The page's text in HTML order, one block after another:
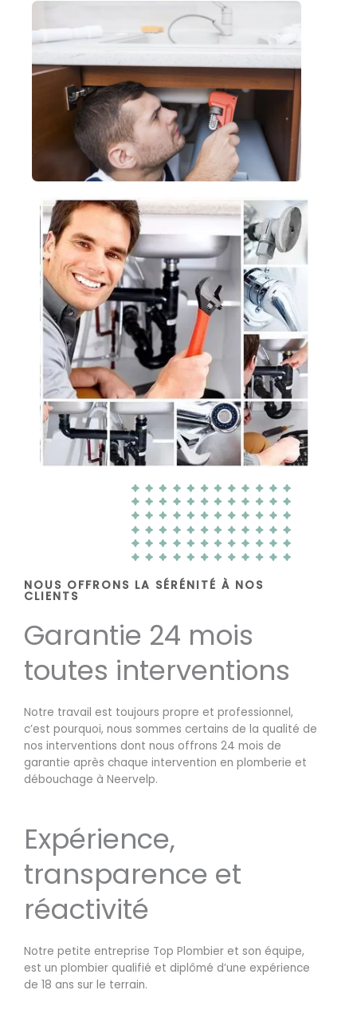
NOUS OFFRONS LA SÉRÉNITÉ À NOS
CLIENTS
Garantie 24 mois
toutes interventions
Notre travail est toujours propre et professionnel,
c’est pourquoi, nous sommes certains de la qualité de
nos interventions dont nous offrons 24 mois de
garantie après chaque intervention en plomberie et
débouchage à Neervelp.
Expérience,
transparence et
réactivité
Notre petite entreprise Top Plombier et son équipe,
est un plombier qualifié et diplômé d’une expérience
de 18 ans sur le terrain.